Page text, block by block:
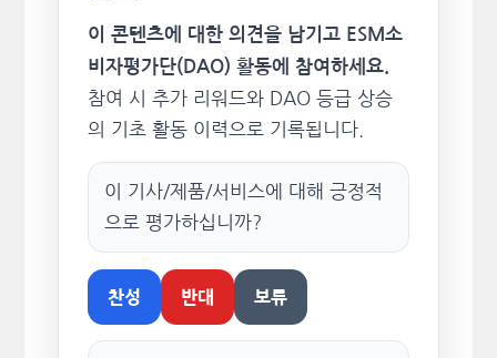
이 콘텐츠에 대한 의견을 남기고 ESM소
비자평가단(DAO) 활동에 참여하세요.
참여 시 추가 리워드와 DAO 등급 상승
의 기초 활동 이력으로 기록됩니다.
이 기사/제품/서비스에 대해 긍정적
으로 평가하십니까?
찬성 반대 보류